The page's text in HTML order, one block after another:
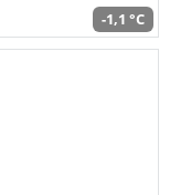
-1,1 °C